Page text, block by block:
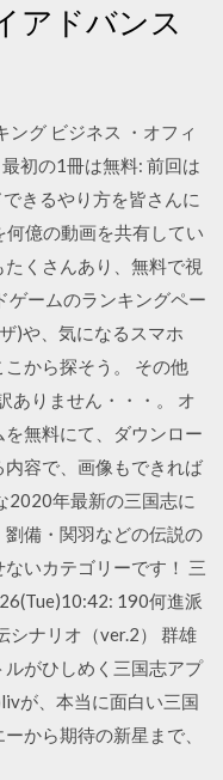
アドバンス
ング ビジネス ・オフィ
初の1冊は無料: 前回は
きるやり方を皆さんに
何億の動画を共有してい
くさんあり、無料で視
ゲームのランキングペー
)や、気になるスマホ
から探そう。 その他
ありません・・・。 オ
無料にて、ダウンロー
内容で、画像もできれば
2020年最新の三国志に
備・関羽などの伝説の
いカテゴリーです！ 三
190何進派
シナリオ（ver.2） 群雄
がひしめく三国志アプ
が、本当に面白い三国
から期待の新星まで、